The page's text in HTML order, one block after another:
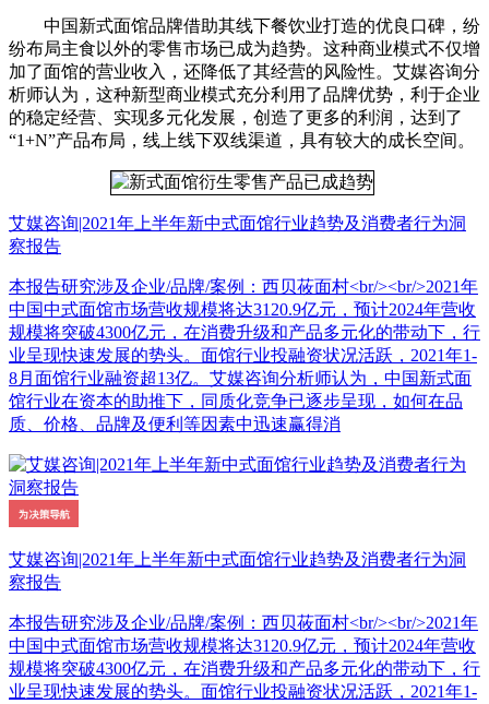
中国新式面馆品牌借助其线下餐饮业打造的优良口碑，纷
纷布局主食以外的零售市场已成为趋势。这种商业模式不仅增
加了面馆的营业收入，还降低了其经营的风险性。艾媒咨询分
析师认为，这种新型商业模式充分利用了品牌优势，利于企业
的稳定经营、实现多元化发展，创造了更多的利润，达到了
“1+N”产品布局，线上线下双线渠道，具有较大的成长空间。
艾媒咨询|2021年上半年新中式面馆行业趋势及消费者行为洞
察报告
本报告研究涉及企业/品牌/案例：西贝莜面村<br/><br/>2021年
中国中式面馆市场营收规模将达3120.9亿元，预计2024年营收
规模将突破4300亿元，在消费升级和产品多元化的带动下，行
业呈现快速发展的势头。面馆行业投融资状况活跃，2021年1-
8月面馆行业融资超13亿。艾媒咨询分析师认为，中国新式面
馆行业在资本的助推下，同质化竞争已逐步呈现，如何在品
质、价格、品牌及便利等因素中迅速赢得消
艾媒咨询|2021年上半年新中式面馆行业趋势及消费者行为洞
察报告
本报告研究涉及企业/品牌/案例：西贝莜面村<br/><br/>2021年
中国中式面馆市场营收规模将达3120.9亿元，预计2024年营收
规模将突破4300亿元，在消费升级和产品多元化的带动下，行
业呈现快速发展的势头。面馆行业投融资状况活跃，2021年1-